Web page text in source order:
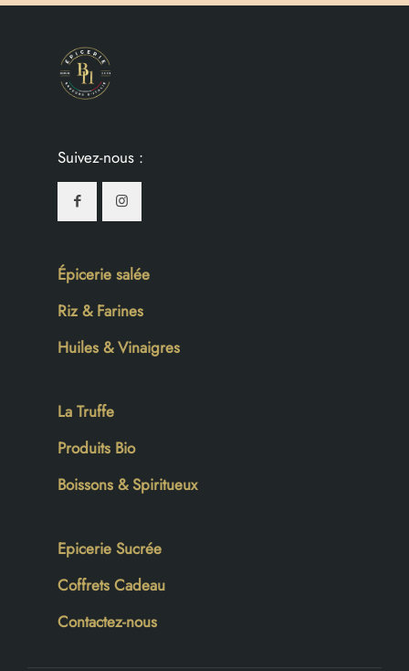
Suivez-nous :
Épicerie salée
Riz & Farines
Huiles & Vinaigres
La Truffe
Produits Bio
Boissons & Spiritueux
Epicerie Sucrée
Coffrets Cadeau
Contactez-nous